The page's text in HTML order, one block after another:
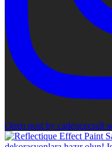
Open post by cadencecraft